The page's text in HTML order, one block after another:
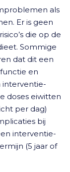
als
Er is geen
die op de
Sommige
dat dit een
en
interventie-
doses eiwitten
per dag)
bij
interventie-
(5 jaar of